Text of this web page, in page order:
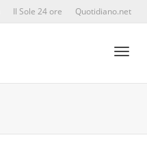
Il Sole 24 ore Quotidiano.net